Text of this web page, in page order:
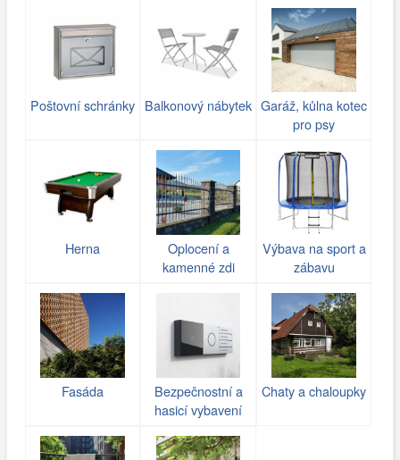
Poštovní schránky Balkonový nábytek Garáž, kůlna kotec
pro psy
Herna
Oplocení a
kamenné zdi
Výbava na sport a
zábavu
Fasáda
Bezpečnostní a
hasicí vybavení
Chaty a chaloupky